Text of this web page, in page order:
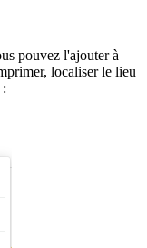
pouvez l'ajouter à
localiser le lieu